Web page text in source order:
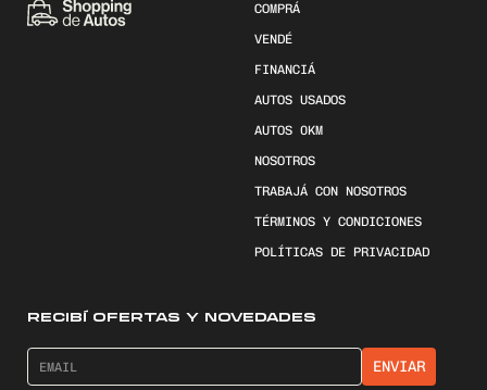
COMPRÁ
VENDÉ
FINANCIÁ
AUTOS USADOS
AUTOS 0KM
NOSOTROS
TRABAJÁ CON NOSOTROS
TÉRMINOS Y CONDICIONES
POLÍTICAS DE PRIVACIDAD
RECIBÍ OFERTAS Y NOVEDADES